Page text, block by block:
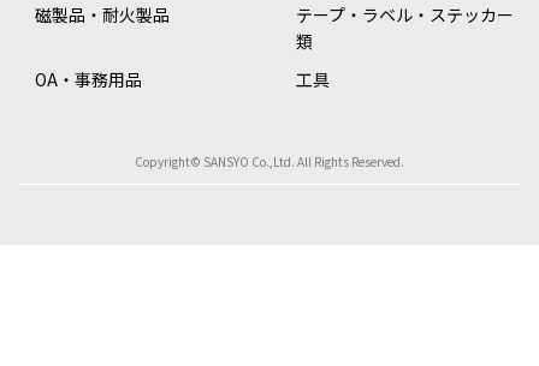
磁製品・耐火製品
テープ・ラベル・ステッカー
類
OA・事務用品
工具
Copyright© SANSYO Co.,Ltd. All Rights Reserved.